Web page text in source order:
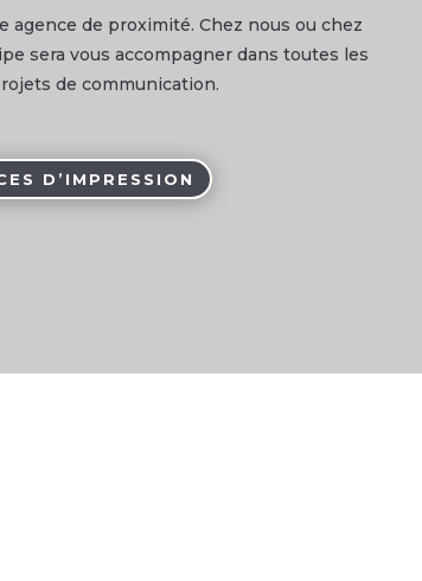
agence de proximité. Chez nous ou chez
sera vous accompagner dans toutes les
de communication.
D’IMPRESSION